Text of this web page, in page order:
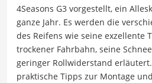
4Seasons G3 vorgestellt, ein
ganze Jahr. Es werden die
des Reifens wie seine exzellente
trockener Fahrbahn, seine
geringer Rollwiderstand
praktische Tipps zur Montage